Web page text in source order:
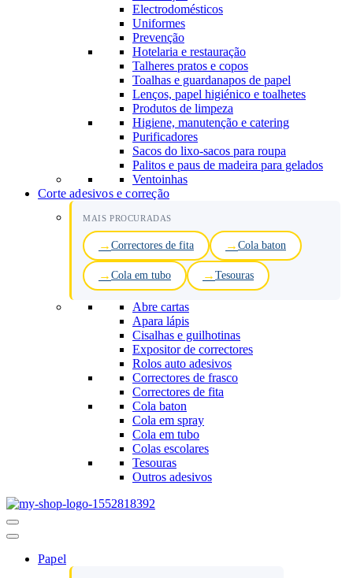
Electrodomésticos
Uniformes
Prevenção
Hotelaria e restauração
Talheres pratos e copos
Toalhas e guardanapos de papel
Lenços, papel higiénico e toalhetes
Produtos de limpeza
Higiene, manutenção e catering
Purificadores
Sacos do lixo-sacos para roupa
Palitos e paus de madeira para gelados
Ventoinhas
Corte adesivos e correção
MAIS PROCURADAS
Correctores de fita Cola baton
Cola em tubo Tesouras
Abre cartas
Apara lápis
Cisalhas e guilhotinas
Expositor de correctores
Rolos auto adesivos
Correctores de frasco
Correctores de fita
Cola baton
Cola em spray
Cola em tubo
Colas escolares
Tesouras
Outros adesivos
Menu
de
Papel